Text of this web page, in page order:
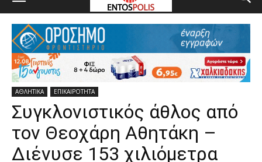
ΑΘΛΗΤΙΚΑ ΕΠΙΚΑΙΡΟΤΗΤΑ
Συγκλονιστικός άθλος από
τον Θεοχάρη Αθητάκη –
Διένυσε 153 χιλιόμετρα